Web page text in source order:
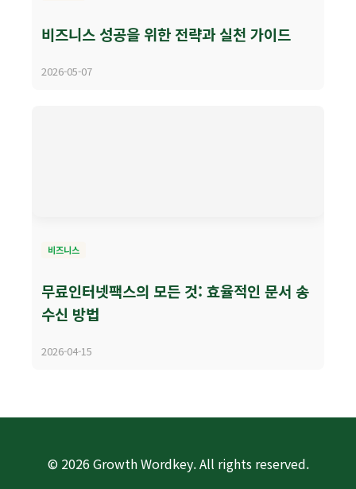
비즈니스 성공을 위한 전략과 실천 가이드
2026-05-07
비즈니스
무료인터넷팩스의 모든 것: 효율적인 문서 송
수신 방법
2026-04-15
© 2026 Growth Wordkey. All rights reserved.